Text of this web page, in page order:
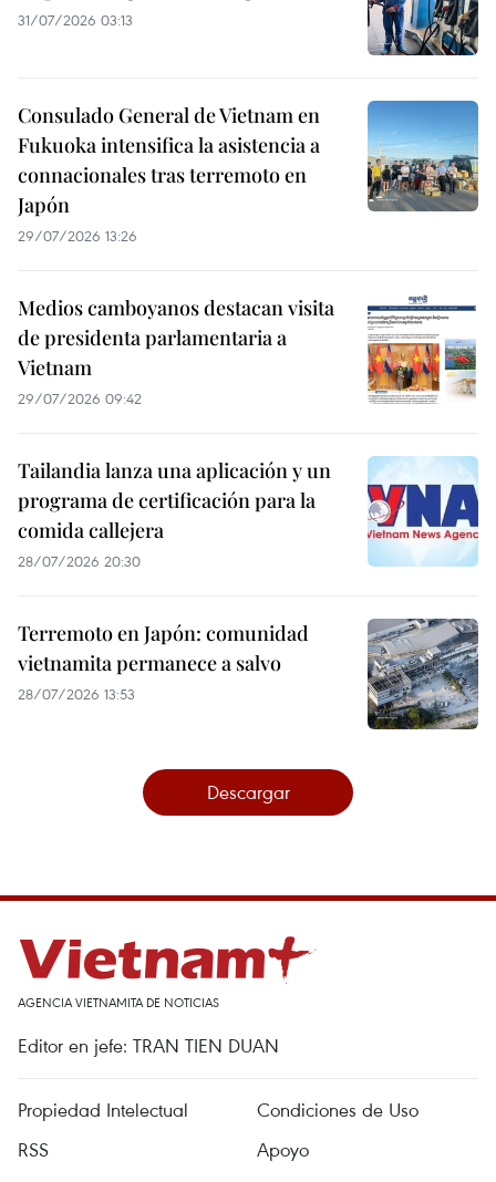
31/07/2026 03:13
Consulado General de Vietnam en
Fukuoka intensifica la asistencia a
connacionales tras terremoto en
Japón
29/07/2026 13:26
Medios camboyanos destacan visita
de presidenta parlamentaria a
Vietnam
29/07/2026 09:42
Tailandia lanza una aplicación y un
programa de certificación para la
comida callejera
28/07/2026 20:30
Terremoto en Japón: comunidad
vietnamita permanece a salvo
28/07/2026 13:53
Descargar
AGENCIA VIETNAMITA DE NOTICIAS
Editor en jefe: TRAN TIEN DUAN
Propiedad Intelectual
Condiciones de Uso
RSS
Apoyo